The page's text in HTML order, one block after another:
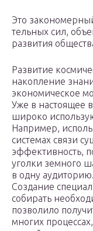
Это
тельных сил,
развития
Развитие
накопление
экономическое
Уже в настоящее
широко
Например,
системах связи
эффективность,
уголки земного
в одну аудиторию.
Создание
собирать
позволило
многих